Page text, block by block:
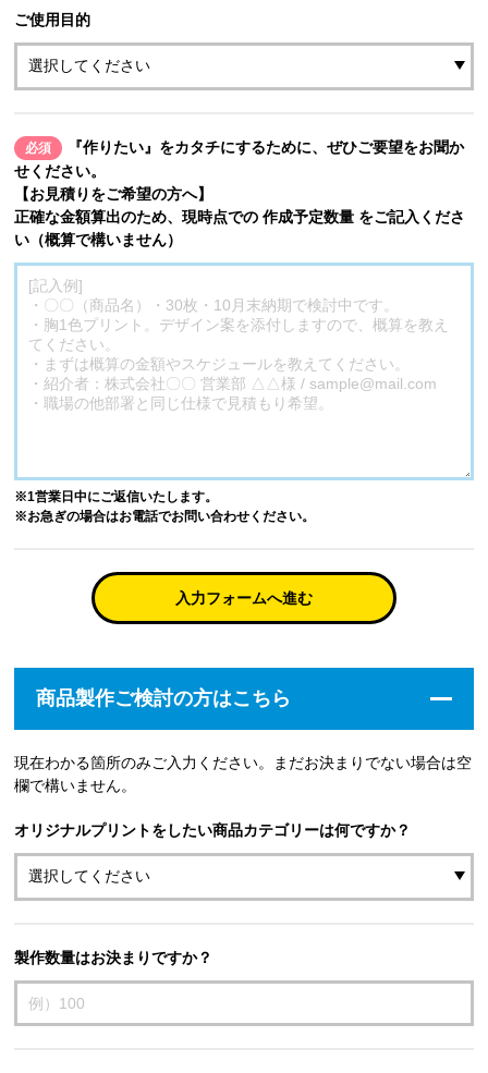
ご使用目的
必須
『作りたい』をカタチにするために、ぜひご要望をお聞か
せください。
【お見積りをご希望の方へ】
正確な金額算出のため、現時点での 作成予定数量 をご記入くださ
い（概算で構いません）
※1営業日中にご返信いたします。
※お急ぎの場合はお電話でお問い合わせください。
入力フォームへ進む
商品製作ご検討の方はこちら
現在わかる箇所のみご入力ください。まだお決まりでない場合は空
欄で構いません。
オリジナルプリントをしたい商品カテゴリーは何ですか？
製作数量はお決まりですか？